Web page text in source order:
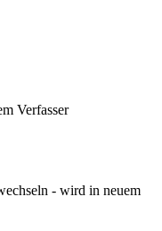
Verfasser
- wird in neuem